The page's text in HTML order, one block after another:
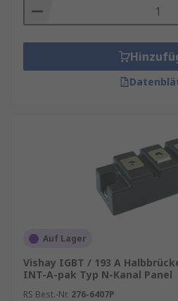
Auf Lager
Vishay IGBT / 193 A
INT-A-pak Typ N-Kanal Panel
RS Best.-Nr. 276-6407P